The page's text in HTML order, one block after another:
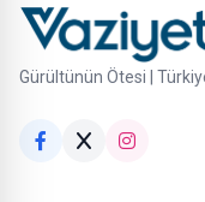
Gürültünün Ötesi |